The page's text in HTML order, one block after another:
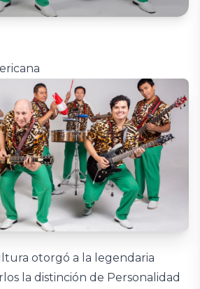
otorgó a la legendaria
la distinción de Personalidad